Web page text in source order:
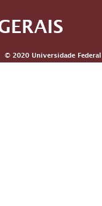
© 2020 Universidade